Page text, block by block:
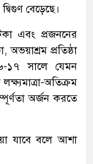
বেড়েছে।
এবং প্রজননের
প্রতিষ্ঠা
১৭ সালে যেমন
অতিক্রম
অর্জন করতে
যাবে বলে আশা